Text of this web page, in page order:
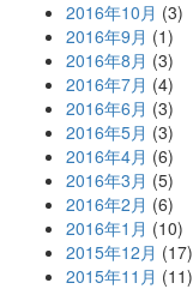
2016年10月 (3)
2016年9月 (1)
2016年8月 (3)
2016年7月 (4)
2016年6月 (3)
2016年5月 (3)
2016年4月 (6)
2016年3月 (5)
2016年2月 (6)
2016年1月 (10)
2015年12月 (17)
2015年11月 (11)